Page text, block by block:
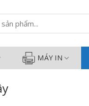
Công
MÁY IN